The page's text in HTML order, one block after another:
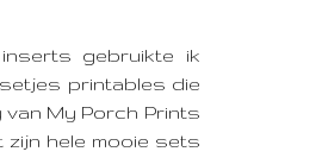
gebruikte ik
printables die
van My Porch Prints
zijn hele mooie sets